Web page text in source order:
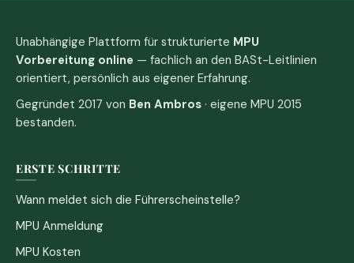
Unabhängige Plattform für strukturierte MPU
Vorbereitung online — fachlich an den BASt-Leitlinien
orientiert, persönlich aus eigener Erfahrung.
Gegründet 2017 von Ben Ambros · eigene MPU 2015
bestanden.
ERSTE SCHRITTE
Wann meldet sich die Führerscheinstelle?
MPU Anmeldung
MPU Kosten